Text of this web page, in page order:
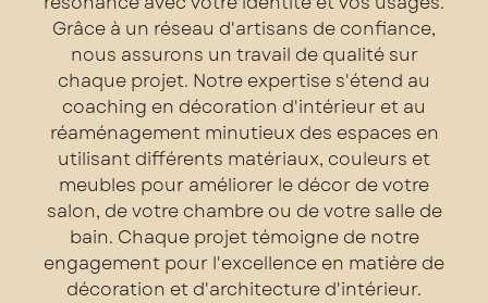
Grâce à un réseau d'artisans de confiance,
nous assurons un travail de qualité sur
chaque projet. Notre expertise s'étend au
coaching en décoration d'intérieur et au
réaménagement minutieux des espaces en
utilisant différents matériaux, couleurs et
meubles pour améliorer le décor de votre
salon, de votre chambre ou de votre salle de
bain. Chaque projet témoigne de notre
engagement pour l'excellence en matière de
décoration et d'architecture d'intérieur.